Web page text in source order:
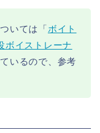
いては「ボイト
ボイストレーナ
いるので、参考